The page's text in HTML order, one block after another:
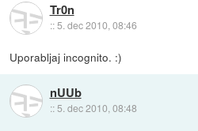
Tr0n
::5. dec 2010, 08:46
Uporabljaj incognito. :)
nUUb
:: 5. dec 2010, 08:48